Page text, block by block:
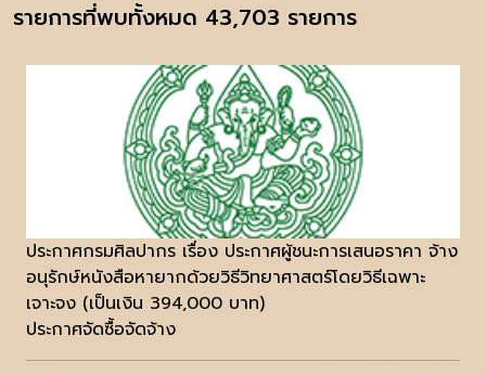
รายการที่พบทั้งหมด 43,703 รายการ
ประกาศกรมศิลปากร เรื่อง ประกาศผู้ชนะการเสนอราคา จ้าง
อนุรักษ์หนังสือหายากด้วยวิธีวิทยาศาสตร์โดยวิธีเฉพาะ
เจาะจง (เป็นเงิน 394,000 บาท)
ประกาศจัดซื้อจัดจ้าง